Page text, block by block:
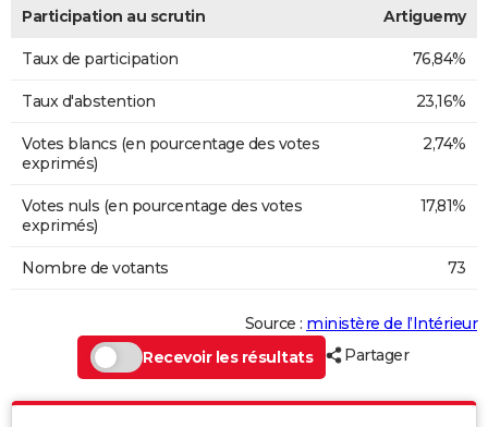
Bricolage
Lifestyle
Culture
Sport
Auto
Television
Voyage
Cinema
Participation au scrutin Artiguemy
Taux de participation 76,84%
Taux d'abstention 23,16%
Votes blancs (en pourcentage des votes
exprimés)
2,74%
Votes nuls (en pourcentage des votes
exprimés)
17,81%
Nombre de votants 73
Source : ministère de l’Intérieur
Recevoir les résultats
Partager